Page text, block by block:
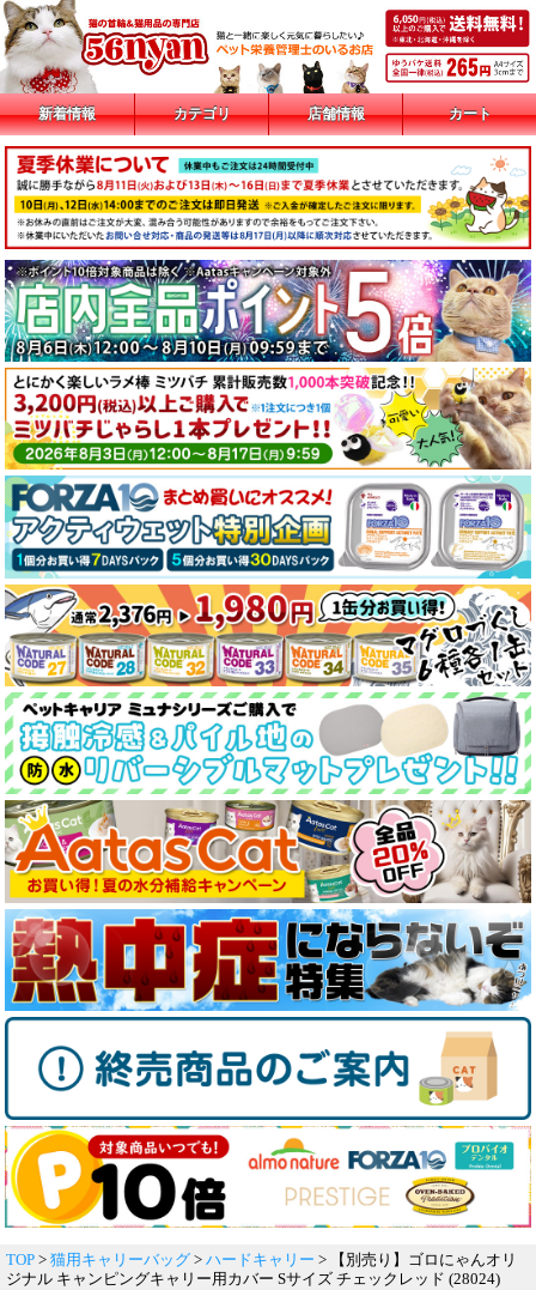
新着情報 カテゴリ 店舗情報 カート
TOP > 猫用キャリーバッグ > ハードキャリー > 【別売り】ゴロにゃんオリ
ジナル キャンピングキャリー用カバー Sサイズ チェックレッド (28024)